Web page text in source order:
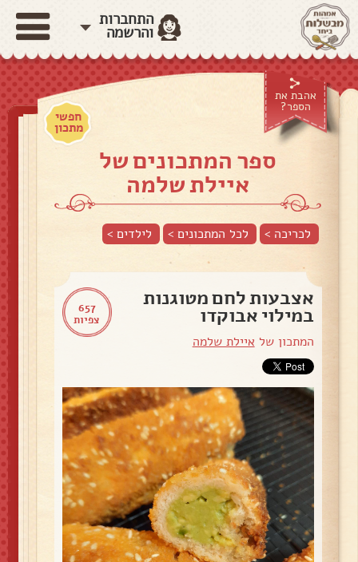
התחברות
והרשמה
אהבת את
הספר?
חפשי
מתכון
ספר המתכונים של
איילת שלמה
לכריכה > לכל המתכונים > לילדים>
657
צפיות
אצבעות לחם מטוגנות
במילוי אבוקדו
המתכון של איילת שלמה